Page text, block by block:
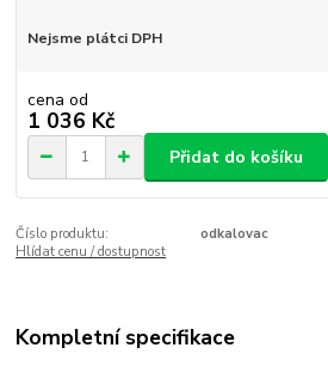
Nejsme plátci DPH
cena od
1 036 Kč
Přidat do košíku
Číslo produktu:
odkalovac
Hlídat cenu / dostupnost
Kompletní specifikace